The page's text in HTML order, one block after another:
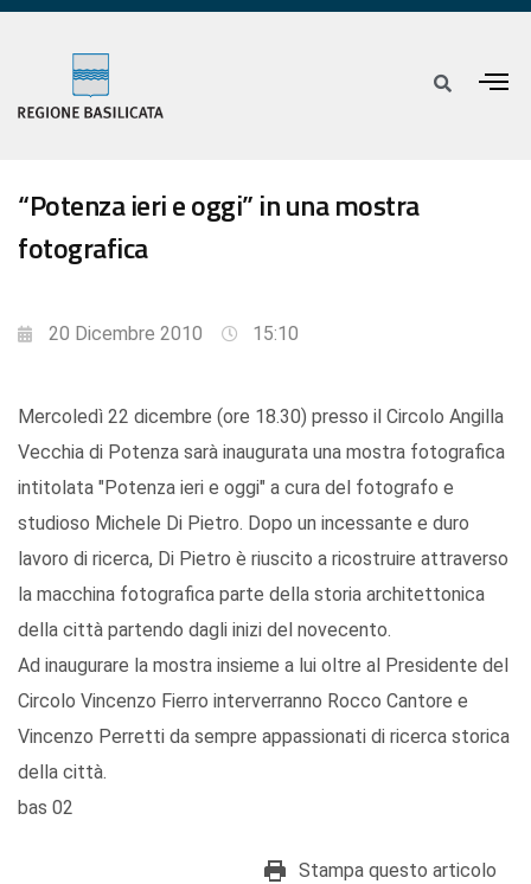
“Potenza ieri e oggi” in una mostra
fotografica
20 Dicembre 2010 15:10
Mercoledì 22 dicembre (ore 18.30) presso il Circolo Angilla
Vecchia di Potenza sarà inaugurata una mostra fotografica
intitolata "Potenza ieri e oggi" a cura del fotografo e
studioso Michele Di Pietro. Dopo un incessante e duro
lavoro di ricerca, Di Pietro è riuscito a ricostruire attraverso
la macchina fotografica parte della storia architettonica
della città partendo dagli inizi del novecento.
Ad inaugurare la mostra insieme a lui oltre al Presidente del
Circolo Vincenzo Fierro interverranno Rocco Cantore e
Vincenzo Perretti da sempre appassionati di ricerca storica
della città.
bas 02
Stampa questo articolo